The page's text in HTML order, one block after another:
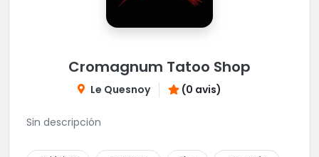
Cromagnum Tatoo Shop
Le Quesnoy (0 avis)
Sin descripción